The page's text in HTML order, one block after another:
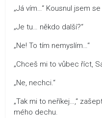
„Já vím…“ Kousnul jsem
„Je tu… někdo další?“
„Ne! To tím nemyslím…“
„Chceš mi to vůbec říct,
„Ne, nechci.“
„Tak mi to neříkej…,“
mého dechu.